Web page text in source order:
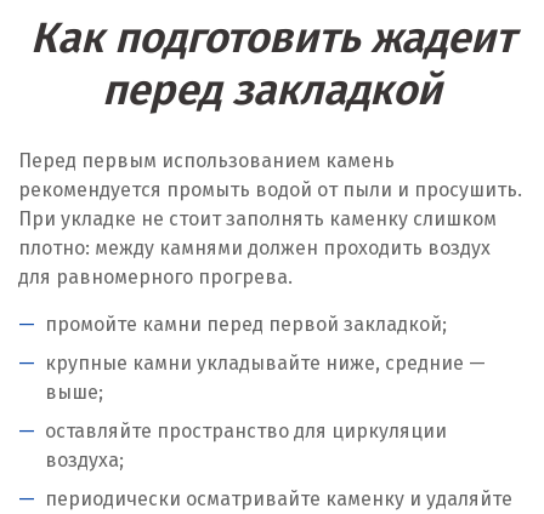
Как подготовить жадеит
перед закладкой
Перед первым использованием камень
рекомендуется промыть водой от пыли и просушить.
При укладке не стоит заполнять каменку слишком
плотно: между камнями должен проходить воздух
для равномерного прогрева.
промойте камни перед первой закладкой;
крупные камни укладывайте ниже, средние —
выше;
оставляйте пространство для циркуляции
воздуха;
периодически осматривайте каменку и удаляйте